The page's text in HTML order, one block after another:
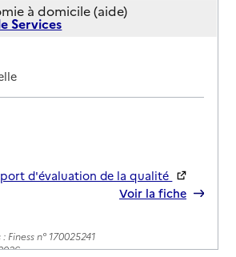
à domicile (aide)
Services
d'évaluation de la qualité
Voir la fiche
Finess n° 170025241